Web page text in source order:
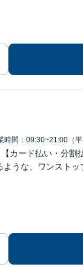
時間：09:30~21:00（平
カード払い・分
うな、ワンスト